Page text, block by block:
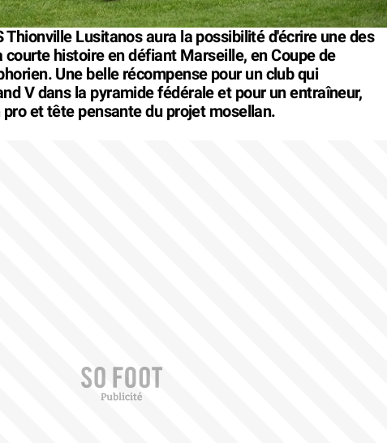
Thionville Lusitanos aura la possibilité d'écrire une des
courte histoire en défiant Marseille, en Coupe de
Une belle récompense pour un club qui
V dans la pyramide fédérale et pour un entraîneur,
et tête pensante du projet mosellan.